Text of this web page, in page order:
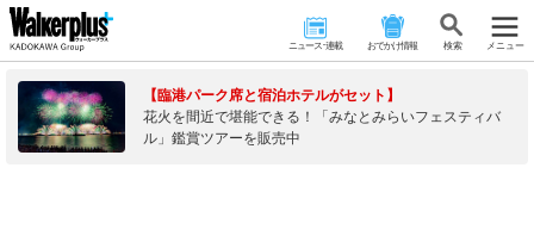
ニュース･連載 おでかけ情報 検 索 メニュー
【臨港パーク席と宿泊ホテルがセット】
花火を間近で堪能できる！「みなとみらいフェスティバ
ル」鑑賞ツアーを販売中